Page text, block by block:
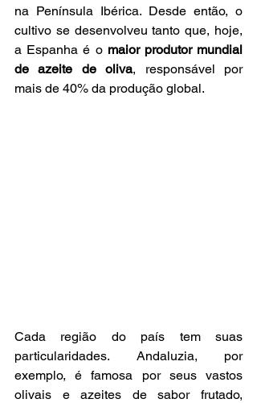
na Península Ibérica. Desde então, o
cultivo se desenvolveu tanto que, hoje,
a Espanha é o maior produtor mundial
de azeite de oliva, responsável por
mais de 40% da produção global.
Cada região do país tem suas
particularidades. Andaluzia, por
exemplo, é famosa por seus vastos
olivais e azeites de sabor frutado,